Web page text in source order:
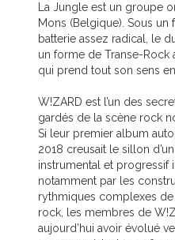
La Jungle est un groupe
Mons (Belgique). Sous un
batterie assez radical, le
un forme de Transe-Rock
qui prend tout son sens
W!ZARD est l’un des
gardés de la scène rock
Si leur premier album
2018 creusait le sillon
instrumental et progressif
notamment par les
rythmiques complexes de
rock, les membres de
aujourd’hui avoir évolué